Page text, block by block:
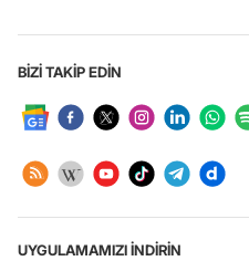
BİZİ TAKİP EDİN
UYGULAMAMIZI İNDİRİN